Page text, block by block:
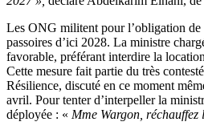
Les ONG militent pour l’obligation de
passoires d’ici 2028. La ministre
favorable, préférant interdire la
Cette mesure fait partie du très
Résilience, discuté en ce moment
avril. Pour tenter d’interpeller la
déployée : « Mme Wargon, réchauffez